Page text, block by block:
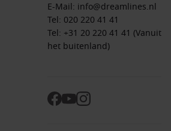
E-Mail: info@dreamlines.nl
Tel: 020 220 41 41
Tel: +31 20 220 41 41 (Vanuit
het buitenland)